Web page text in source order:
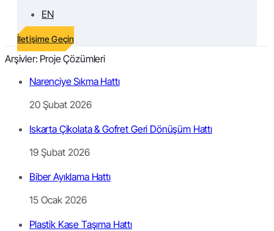
EN
İletişime Geçin
Arşivler: Proje Çözümleri
Narenciye Sıkma Hattı
20 Şubat 2026
Iskarta Çikolata & Gofret Geri Dönüşüm Hattı
19 Şubat 2026
Biber Ayıklama Hattı
15 Ocak 2026
Plastik Kase Taşıma Hattı